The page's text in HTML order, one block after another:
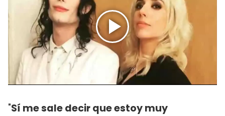
"Sí me sale decir que estoy muy